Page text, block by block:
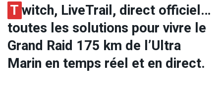
Twitch, LiveTrail, direct officiel…
toutes les solutions pour vivre le
Grand Raid 175 km de l’Ultra
Marin en temps réel et en direct.